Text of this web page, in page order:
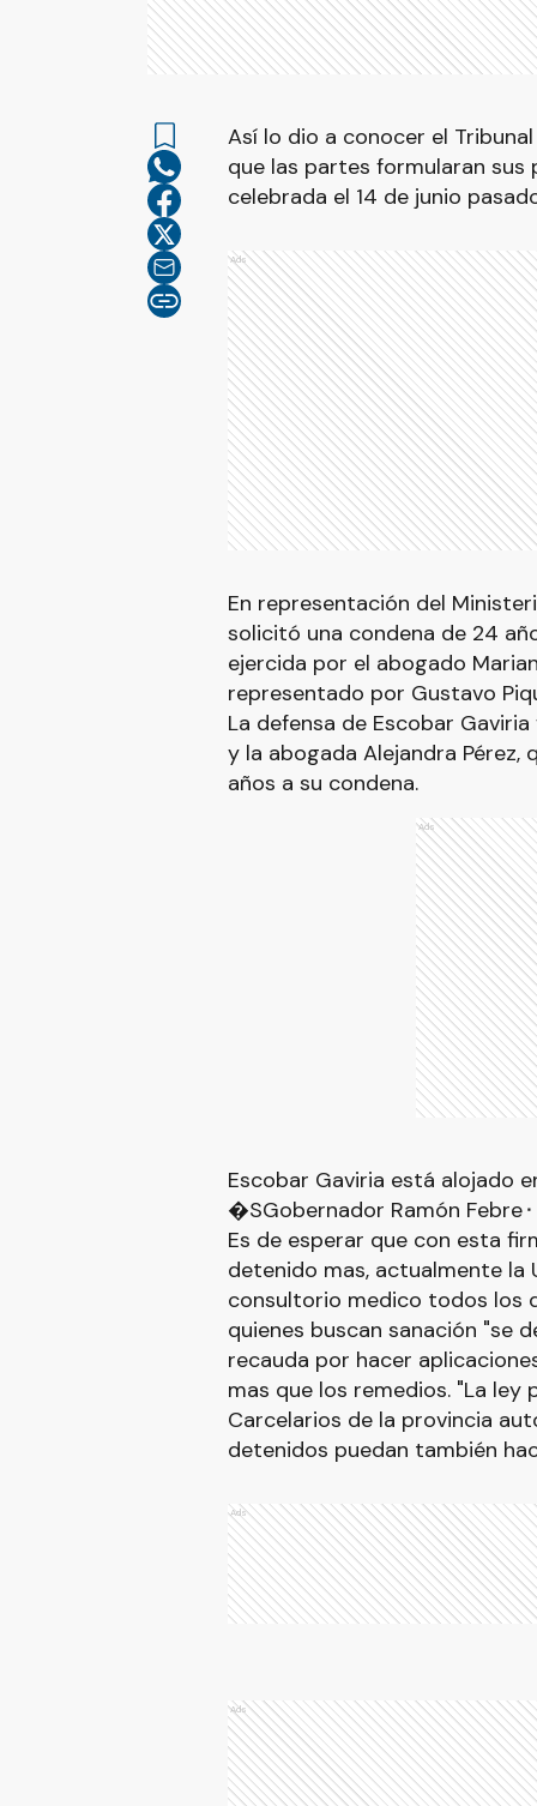
Así lo dio a conocer el
que las partes formularan sus
celebrada el 14 de junio
Ads
En representación del
solicitó una condena de 24
ejercida por el abogado
representado por Gustavo
La defensa de Escobar
y la abogada Alejandra
años a su condena.
Ads
Escobar Gaviria está alojado
�SGobernador Ramón
Es de esperar que con esta
detenido mas, actualmente la
consultorio medico todos los
quienes buscan sanación "se
recauda por hacer
mas que los remedios. "La
Carcelarios de la provincia
detenidos puedan también
Ads
Ads